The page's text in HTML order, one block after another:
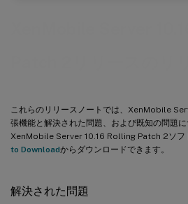
これらのリリースノートでは、XenMobile
張機能と解決された問題、および既知の問題に
XenMobile Server 10.16 Rolling Patch 2ソフ
to Downloadからダウンロードできます。
解決された問題